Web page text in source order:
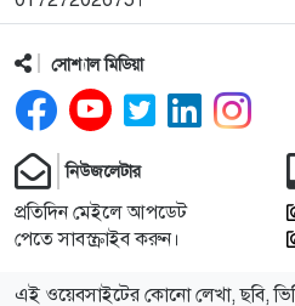
পাকিস্তানে পুলিশ স্টেশনে
সবাইকে অব্যাহতি
১২
রুয়েটে এসএপি-১১.০
১৩
নগরীতে মাদকবিরোধী
সোশ্যাল মিডিয়া
নিউজলেটার
প্রতিদিন মেইলে আপডেট
পেতে সাবস্ক্রাইব করুন।
এই ওয়েবসাইটের কোনো লেখা, ছবি,